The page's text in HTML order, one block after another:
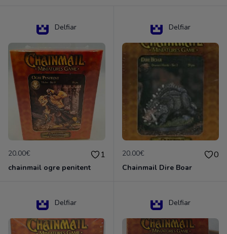
Delfiar
20.00€ 1
chainmail ogre penitent
Delfiar
20.00€ 0
Chainmail Dire Boar
Delfiar Delfiar